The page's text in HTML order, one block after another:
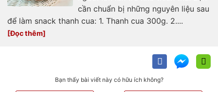
cần chuẩn bị những nguyên liệu sau
để làm snack thanh cua: 1. Thanh cua 300g. 2....
Bạn thấy bài viết này có hữu ích không?